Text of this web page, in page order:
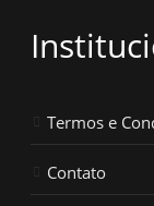
Termos e
Contato